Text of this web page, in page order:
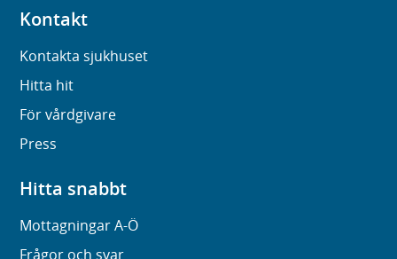
Kontakt
Kontakta sjukhuset
Hitta hit
För vårdgivare
Press
Hitta snabbt
Mottagningar A-Ö
Frågor och svar